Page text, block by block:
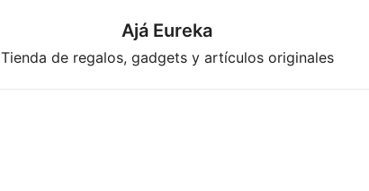
Ajá Eureka
Tienda de regalos, gadgets y artículos originales